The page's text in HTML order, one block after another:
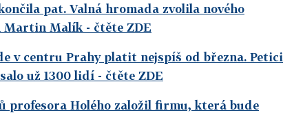
pat. Valná hromada zvolila nového
Martin Malík - čtěte ZDE
v centru Prahy platit nejspíš od března. Petici
už 1300 lidí - čtěte ZDE
profesora Holého založil firmu, která bude